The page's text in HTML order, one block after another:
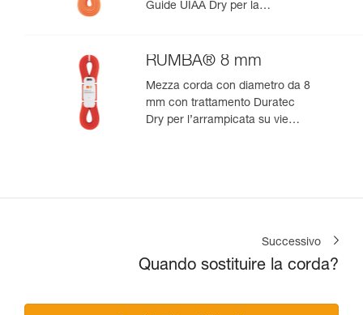
Guide UIAA Dry per la
RUMBA® 8 mm
Mezza corda con diametro da 8
mm con trattamento Duratec
Dry per l’arrampicata su vie
Successivo
Quando sostituire la corda?